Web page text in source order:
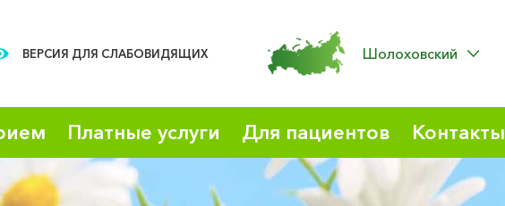
ВЕРСИЯ ДЛЯ СЛАБОВИДЯЩИХ Шолоховский
Платные услуги Для пациентов Контакты